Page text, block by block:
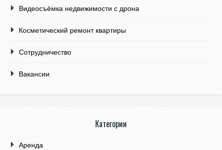
Видеосъёмка недвижимости с дрона
Косметический ремонт квартиры
Сотрудничество
Вакансии
Категории
Аренда